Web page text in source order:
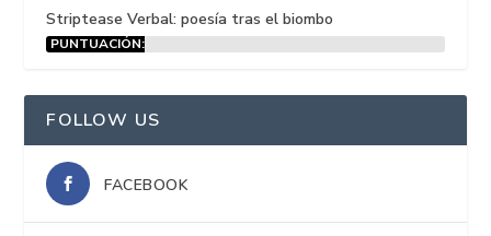
Striptease Verbal: poesía tras el biombo
PUNTUACIÓN:
FOLLOW US
FACEBOOK